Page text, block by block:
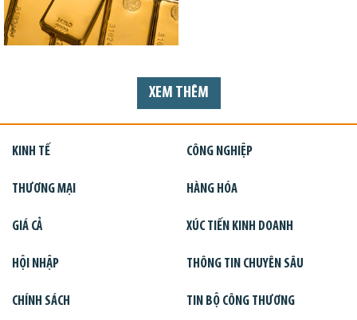
XEM THÊM
KINH TẾ CÔNG NGHIỆP
THƯƠNG MẠI HÀNG HÓA
GIÁ CẢ XÚC TIẾN KINH DOANH
HỘI NHẬP THÔNG TIN CHUYÊN SÂU
CHÍNH SÁCH TIN BỘ CÔNG THƯƠNG